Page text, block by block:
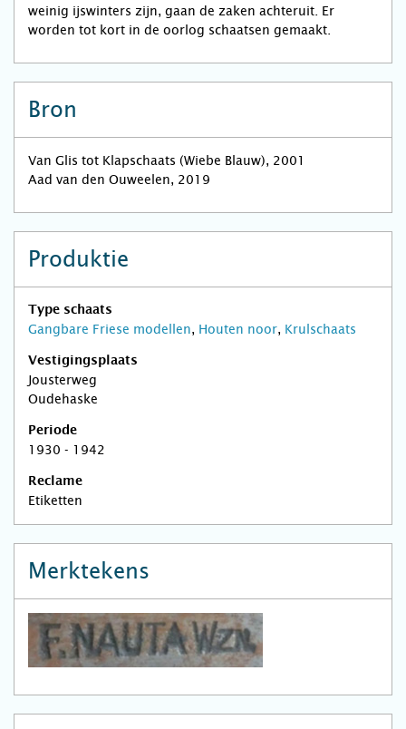
weinig ijswinters zijn, gaan de zaken achteruit. Er
worden tot kort in de oorlog schaatsen gemaakt.
Bron
Van Glis tot Klapschaats (Wiebe Blauw), 2001
Aad van den Ouweelen, 2019
Produktie
Type schaats
Gangbare Friese modellen, Houten noor, Krulschaats
Vestigingsplaats
Jousterweg
Oudehaske
Periode
1930 - 1942
Reclame
Etiketten
Merktekens